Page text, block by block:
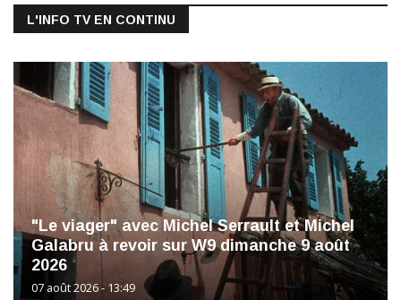
L'INFO TV EN CONTINU
"Le viager" avec Michel Serrault et Michel
Galabru à revoir sur W9 dimanche 9 août
2026
07 août 2026 - 13:49